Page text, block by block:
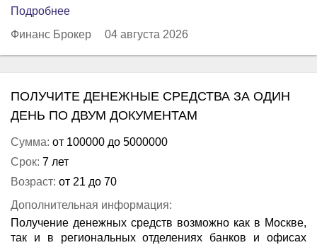
Подробнее
Финанс Брокер
04 августа 2026
ПОЛУЧИТЕ ДЕНЕЖНЫЕ СРЕДСТВА ЗА ОДИН
ДЕНЬ ПО ДВУМ ДОКУМЕНТАМ
Сумма: от 100000 до 5000000
Срок: 7 лет
Возраст: от 21 до 70
Дополнительная информация:
Получение денежных средств возможно как в Москве,
так и в региональных отделениях банков и офисах